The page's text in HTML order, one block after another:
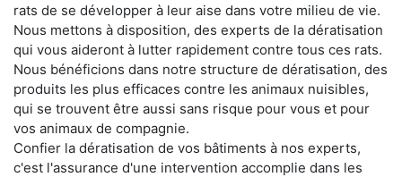
rats de se développer à leur aise dans votre milieu de vie.
Nous mettons à disposition, des experts de la dératisation
qui vous aideront à lutter rapidement contre tous ces rats.
Nous bénéficions dans notre structure de dératisation, des
produits les plus efficaces contre les animaux nuisibles,
qui se trouvent être aussi sans risque pour vous et pour
vos animaux de compagnie.
Confier la dératisation de vos bâtiments à nos experts,
c'est l'assurance d'une intervention accomplie dans les